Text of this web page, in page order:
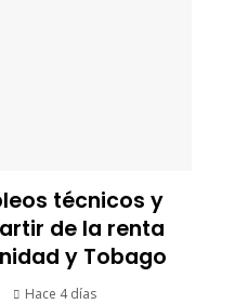
técnicos y
de la renta
y Tobago
Hace 4 días